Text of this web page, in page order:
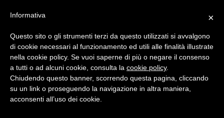
bimbi e viaggi - family travel blog: community #1 in
×
Informativa
Questo sito o gli strumenti terzi da questo utilizzati si avvalgono
di cookie necessari al funzionamento ed utili alle finalità illustrate
nella cookie policy. Se vuoi saperne di più o negare il consenso
a tutti o ad alcuni cookie, consulta la cookie policy.
Chiudendo questo banner, scorrendo questa pagina, cliccando
su un link o proseguendo la navigazione in altra maniera,
acconsenti all’uso dei cookie.